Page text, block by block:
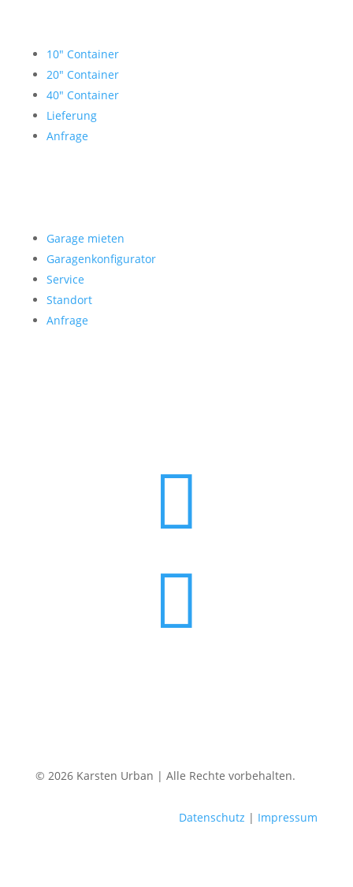
10″ Container
20″ Container
40″ Container
Lieferung
Anfrage
Garage mieten
Garagenkonfigurator
Service
Standort
Anfrage


© 2026 Karsten Urban | Alle Rechte vorbehalten.
Datenschutz | Impressum